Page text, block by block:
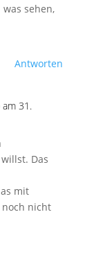
sehen,
Antworten
am 31.
Das
mit
nicht